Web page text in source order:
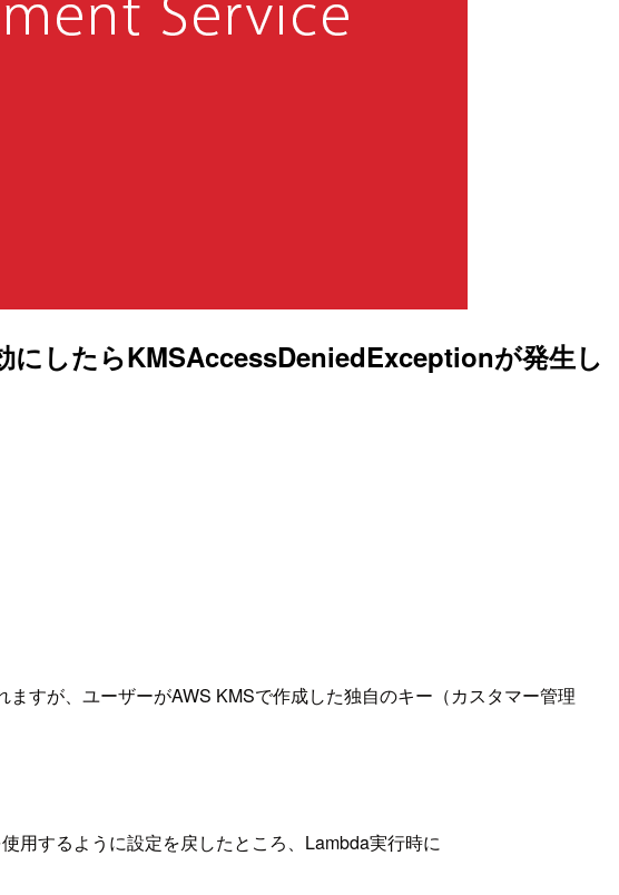
にしたらKMSAccessDeniedExceptionが発生し
すが、ユーザーがAWS KMSで作成した独自のキー（カスタマー管理
用するように設定を戻したところ、Lambda実行時に